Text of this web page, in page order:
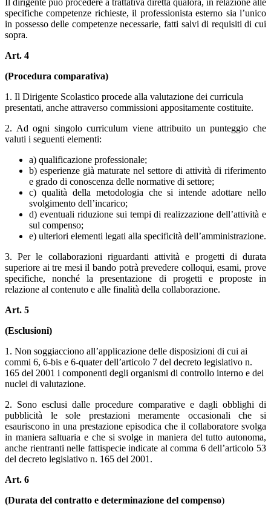
Il dirigente può procedere a trattativa diretta qualora, in relazione alle
specifiche competenze richieste, il professionista esterno sia l’unico
in possesso delle competenze necessarie, fatti salvi di requisiti di cui
sopra.
Art. 4
(Procedura comparativa)
1. Il Dirigente Scolastico procede alla valutazione dei curricula
presentati, anche attraverso commissioni appositamente costituite.
2. Ad ogni singolo curriculum viene attribuito un punteggio che
valuti i seguenti elementi:
a) qualificazione professionale;
b) esperienze già maturate nel settore di attività di riferimento
e grado di conoscenza delle normative di settore;
c) qualità della metodologia che si intende adottare nello
svolgimento dell’incarico;
d) eventuali riduzione sui tempi di realizzazione dell’attività e
sul compenso;
e) ulteriori elementi legati alla specificità dell’amministrazione.
3. Per le collaborazioni riguardanti attività e progetti di durata
superiore ai tre mesi il bando potrà prevedere colloqui, esami, prove
specifiche, nonché la presentazione di progetti e proposte in
relazione al contenuto e alle finalità della collaborazione.
Art. 5
(Esclusioni)
1. Non soggiacciono all’applicazione delle disposizioni di cui ai
commi 6, 6-bis e 6-quater dell’articolo 7 del decreto legislativo n.
165 del 2001 i componenti degli organismi di controllo interno e dei
nuclei di valutazione.
2. Sono esclusi dalle procedure comparative e dagli obblighi di
pubblicità le sole prestazioni meramente occasionali che si
esauriscono in una prestazione episodica che il collaboratore svolga
in maniera saltuaria e che si svolge in maniera del tutto autonoma,
anche rientranti nelle fattispecie indicate al comma 6 dell’articolo 53
del decreto legislativo n. 165 del 2001.
Art. 6
(Durata del contratto e determinazione del compenso)